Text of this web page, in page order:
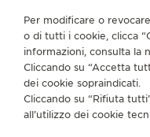
VAI
ISCRIVERSI
Per modificare o
o di tutti i cookie, clicca
informazioni, consulta la
Cliccando su “Accetta
dei cookie sopraindicati.
Cliccando su “Rifiuta
all’utilizzo dei cookie